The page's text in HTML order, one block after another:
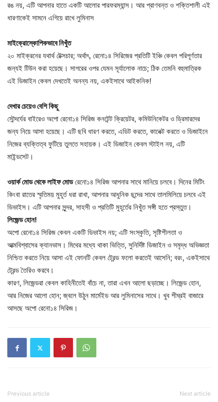
রঙ নয়, এটি আপনার হাতে একটি আলোর পারফরম্যান্স। আর প্রাণবন্ত ও শক্তিশালী এই
ধারণাকেই সামনে এগিয়ে রাখে লুমিনাস
মাইক্রোস্কোপিকভাবে নিখুঁত
২০ মাইক্রনের যথার্থ টেক্সচার; অর্থাৎ, রেনো১৪ সিরিজের প্রতিটি ইঞ্চি কেবল পরিপূর্ণতার
জন্যই টিউন করা হয়েছে। সাগরের ওপর যেমন সূর্যালোক নাচে; ঠিক তেমনি বহুমাত্রিক
এই ডিজাইন কেবল দেখতেই অনন্য নয়, একইসাথে আইকনিক!
দেখার চেয়েও বেশি কিছু
সৌন্দর্যের বাইরেও অপো রেনো১৪ সিরিজ কনটেন্ট ক্রিয়েটর, কমিউনিকেটর ও ড্রিমারদের
জন্য নিয়ে আসা হয়েছে। এটি ছবি ধারণ করতে, এডিট করতে, কানেক্ট করতে ও ডিজাইনে
নিজের ব্যক্তিত্ব ফুটিয়ে তুলতে সহায়ক। এই ডিজাইন কেবল স্টাইল নয়, এটি
মাইন্ডসেট।
ওয়ার্ক মোড থেকে লাইফ মোডরেনো১৪ সিরিজ আপনার সাথে মানিয়ে চলবে। দিনের মিটিং
কিংবা রাতের স্মৃতিময় মুহূর্ত ধরা রাখা, আপনার আধুনিক ছন্দের সাথে তালমিলিয়ে চলবে এই
ডিভাইস। এটি আপনার সুন্দর, সাহসী ও প্রতিটি মুহূর্তের নিখুঁত সঙ্গী হতে প্রস্তুত।
লিজেন্ড হোন!
অপো রেনো১৪ সিরিজ কেবল একটি ডিভাইস নয়; এটি সংস্কৃতি, সৃষ্টিশীলতা ও
আত্মবিশ্বাসের ক্যানভাস। মিথের মধ্যে থাকা ভিত্তি, সুনির্দিষ্ট ডিজাইন ও সমৃদ্ধ অভিজ্ঞতা
নিশ্চিত করতে নিয়ে আসা এই ফোনটি কেবল ট্রেন্ড ফলো করতেই আসেনি; বরং, একইসাথে
ট্রেন্ড তৈরিও করবে।
কারণ, লিজেন্ডরা কেবল কাহিনীতেই বাঁচে না, তারা এখন আলো ছড়াচ্ছে। লিজেন্ড হোন,
আর নিজের আলো হোন; জ্বলে উঠুন মার্মেইড আর লুমিনাসের সাথে। খুব শীঘ্রই বাজারে
আসছে অপো রেনো১৪ সিরিজ।
Previous article Next article